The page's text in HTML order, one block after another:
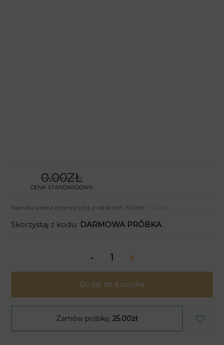
0.00ZŁ
CENA STANDARDOWA
Najniższa cena promocyjna z ostatnich 30 dni: 0.00zł
Skorzystaj z kodu: DARMOWA PRÓBKA
Dodaj do koszyka
Zamów próbkę:25.00zł